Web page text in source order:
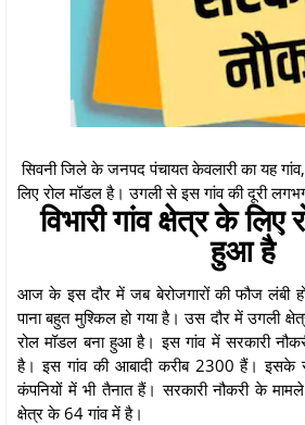
सिवनी जिले के जनपद पंचायत केवलारी का यह
लिए रोल मॉडल है। उगली से इस गांव की दूरी
विभारी गांव क्षेत्र के लिए
हुआ है
आज के इस दौर में जब बेरोजगारों की फौज लंबी
पाना बहुत मुश्किल हो गया है। उस दौर में उगली
रोल मॉडल बना हुआ है। इस गांव में सरकारी
है। इस गांव की आबादी करीब 2300 हैं। इसके
कंपनियों में भी तैनात हैं। सरकारी नौकरी के
क्षेत्र के 64 गांव में है।